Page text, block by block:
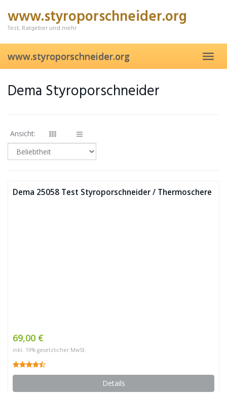
mainwww.styroporschneider.org
Test, Ratgeber und mehr
www.styroporschneider.org
Dema Styroporschneider
Ansicht:
Dema 25058 Test Styroporschneider / Thermoschere
69,00 €
inkl. 19% gesetzlicher MwSt.
Details